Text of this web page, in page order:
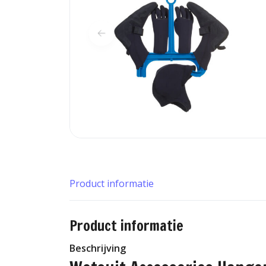
Product informatie
Product informatie
Beschrijving